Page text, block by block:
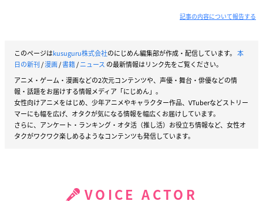
記事の内容について報告する
このページはkusuguru株式会社のにじめん編集部が作成・配信しています。 本
日の新刊/漫画/書籍/ニュース の最新情報はリンク先をご覧ください。
アニメ・ゲーム・漫画などの2次元コンテンツや、声優・舞台・俳優などの情
報・話題をお届けする情報メディア「にじめん」。
女性向けアニメをはじめ、少年アニメやキャラクター作品、VTuberなどストリー
マーにも幅を広げ、オタクが気になる情報を幅広くお届けしています。
さらに、アンケート・ランキング・オタ活（推し活）お役立ち情報など、女性オ
タクがワクワク楽しめるようなコンテンツも発信しています。
VOICE ACTOR